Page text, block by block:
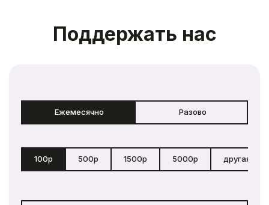
Поддержать нас
Ежемесячно Разово
100р 500р 1500р 5000р другая